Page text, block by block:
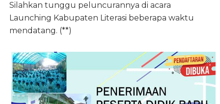
Silahkan tunggu peluncurannya di acara
Launching Kabupaten Literasi beberapa waktu
mendatang. (**)